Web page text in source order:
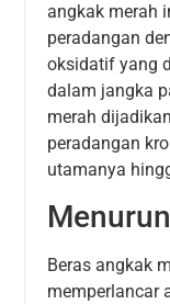
angkak merah
peradangan
oksidatif yang
dalam jangka
merah
peradangan
utamanya
Beras angkak
memperlancar